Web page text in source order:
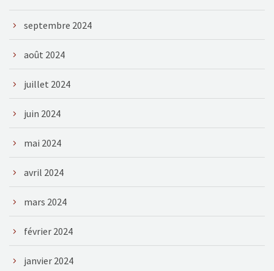
septembre 2024
août 2024
juillet 2024
juin 2024
mai 2024
avril 2024
mars 2024
février 2024
janvier 2024